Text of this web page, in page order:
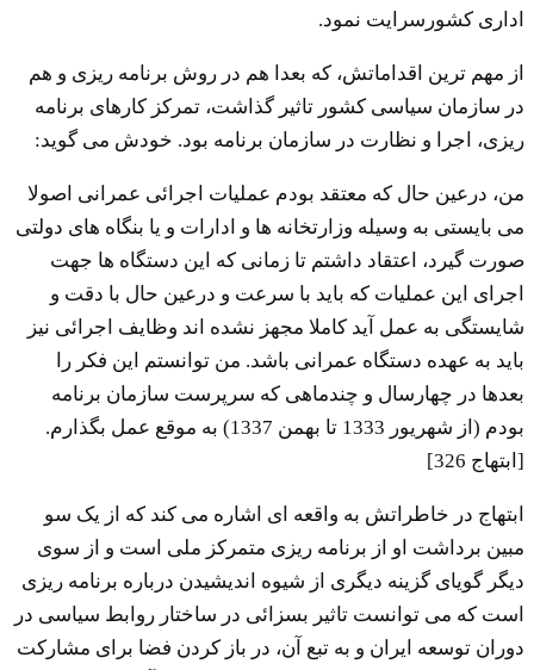
اداری کشورسرایت نمود.
از مهم ترین اقداماتش، که بعدا هم در روش برنامه ریزی و هم
در سازمان سیاسی کشور تاثیر گذاشت، تمرکز کارهای برنامه
ریزی، اجرا و نظارت در سازمان برنامه بود. خودش می گوید:
من، درعین حال که معتقد بودم عملیات اجرائی عمرانی اصولا
می بایستی به وسیله وزارتخانه ها و ادارات و یا بنگاه های دولتی
صورت گیرد، اعتقاد داشتم تا زمانی که این دستگاه ها جهت
اجرای این عملیات که باید با سرعت و درعین حال با دقت و
شایستگی به عمل آید کاملا مجهز نشده اند وظایف اجرائی نیز
باید به عهده دستگاه عمرانی باشد. من توانستم این فکر را
بعدها در چهارسال و چندماهی که سرپرست سازمان برنامه
بودم (از شهریور 1333 تا بهمن 1337) به موقع عمل بگذارم.
[ابتهاج 326]
ابتهاج در خاطراتش به واقعه ای اشاره می کند که از یک سو
مبین برداشت او از برنامه ریزی متمرکز ملی است و از سوی
دیگر گویای گزینه دیگری از شیوه اندیشیدن درباره برنامه ریزی
است که می توانست تاثیر بسزائی در ساختار روابط سیاسی در
دوران توسعه ایران و به تبع آن، در باز کردن فضا برای مشارکت